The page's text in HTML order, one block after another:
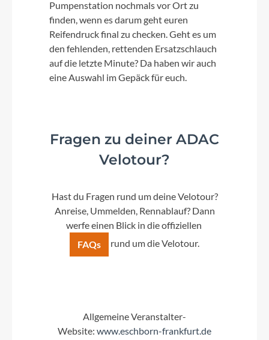
Pumpenstation nochmals vor Ort zu
finden, wenn es darum geht euren
Reifendruck final zu checken. Geht es um
den fehlenden, rettenden Ersatzschlauch
auf die letzte Minute? Da haben wir auch
eine Auswahl im Gepäck für euch.
Fragen zu deiner ADAC
Velotour?
Hast du Fragen rund um deine Velotour?
Anreise, Ummelden, Rennablauf? Dann
werfe einen Blick in die offiziellen
FAQs
rund um die Velotour.
Allgemeine Veranstalter-
Website: www.eschborn-frankfurt.de